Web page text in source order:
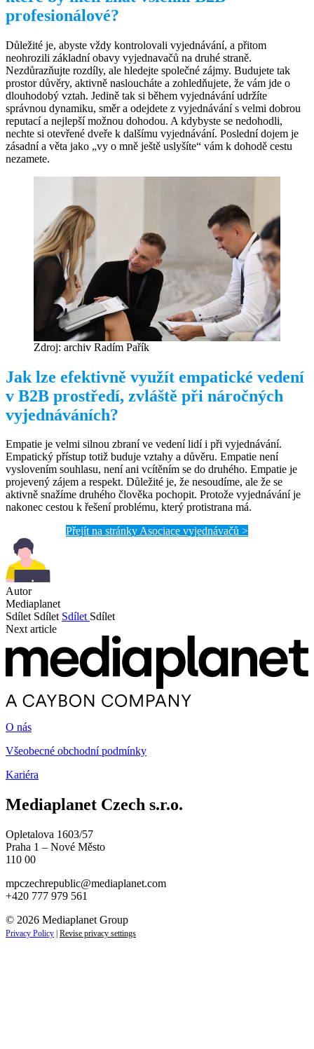
profesionálové?
Důležité je, abyste vždy kontrolovali vyjednávání, a přitom
neohrozili základní obavy vyjednavačů na druhé straně.
Nezdůrazňujte rozdíly, ale hledejte společné zájmy. Budujete tak
prostor důvěry, aktivně nasloucháte a zohledňujete, že vám jde o
dlouhodobý vztah. Jedině tak si během vyjednávání udržíte
správnou dynamiku, směr a odejdete z vyjednávání s velmi dobrou
reputací a nejlepší možnou dohodou. A kdybyste se nedohodli,
nechte si otevřené dveře k dalšímu vyjednávání. Poslední dojem je
zásadní a věta jako „vy o mně ještě uslyšíte“ vám k dohodě cestu
nezamete.
Zdroj: archiv Radím Pařík
Jak lze efektivně využít empatické vedení
v B2B prostředí, zvláště při náročných
vyjednáváních?
Empatie je velmi silnou zbraní ve vedení lidí i při vyjednávání.
Empatický přístup totiž buduje vztahy a důvěru. Empatie není
vyslovením souhlasu, není ani vcítěním se do druhého. Empatie je
projevený zájem a respekt. Důležité je, že nesoudíme, ale že se
aktivně snažíme druhého člověka pochopit. Protože vyjednávání je
nakonec cestou k řešení problému, který protistrana má.
Přejít na stránky Asociace vyjednávačů >
Autor
Mediaplanet
Sdílet Sdílet Sdílet Sdílet
Next article
O nás
Všeobecné obchodní podmínky
Kariéra
Mediaplanet Czech s.r.o.
Opletalova 1603/57
Praha 1 – Nové Město
110 00
mpczechrepublic@mediaplanet.com
+420 777 979 561
© 2026 Mediaplanet Group
Privacy Policy | Revise privacy settings